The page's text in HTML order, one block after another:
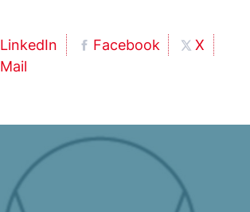
LinkedIn Facebook
X
Mail